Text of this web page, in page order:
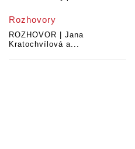
Rozhovory
ROZHOVOR | Jana
Kratochvílová a...